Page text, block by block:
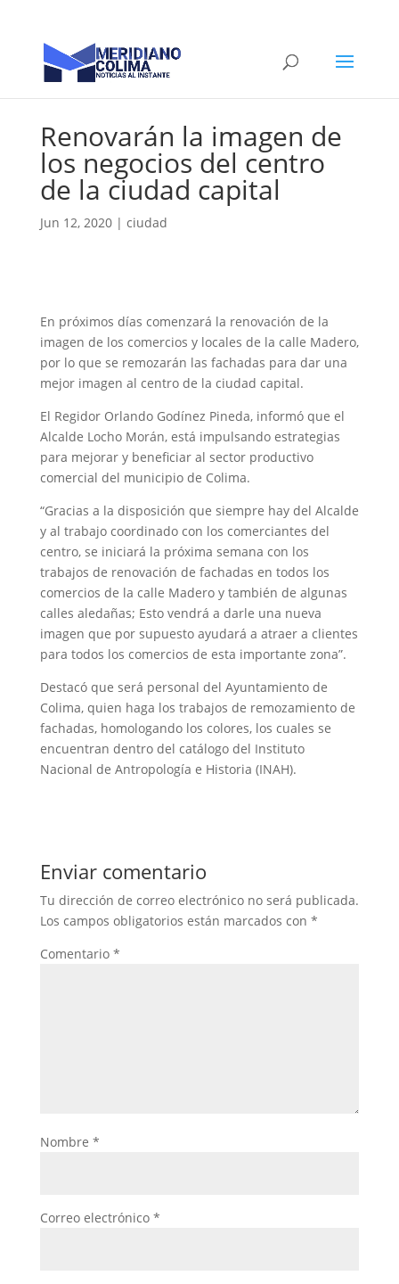
Renovarán la imagen de
los negocios del centro
de la ciudad capital
Jun 12, 2020| ciudad
En próximos días comenzará la renovación de la
imagen de los comercios y locales de la calle Madero,
por lo que se remozarán las fachadas para dar una
mejor imagen al centro de la ciudad capital.
El Regidor Orlando Godínez Pineda, informó que el
Alcalde Locho Morán, está impulsando estrategias
para mejorar y beneficiar al sector productivo
comercial del municipio de Colima.
“Gracias a la disposición que siempre hay del Alcalde
y al trabajo coordinado con los comerciantes del
centro, se iniciará la próxima semana con los
trabajos de renovación de fachadas en todos los
comercios de la calle Madero y también de algunas
calles aledañas; Esto vendrá a darle una nueva
imagen que por supuesto ayudará a atraer a clientes
para todos los comercios de esta importante zona”.
Destacó que será personal del Ayuntamiento de
Colima, quien haga los trabajos de remozamiento de
fachadas, homologando los colores, los cuales se
encuentran dentro del catálogo del Instituto
Nacional de Antropología e Historia (INAH).
Enviar comentario
Tu dirección de correo electrónico no será publicada.
Los campos obligatorios están marcados con *
Comentario *
Nombre *
Correo electrónico *